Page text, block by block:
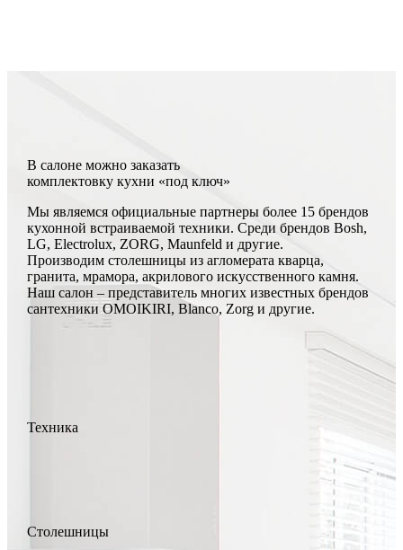
В салоне можно заказать
комплектовку кухни «под ключ»
Мы являемся официальные партнеры более 15 брендов
кухонной встраиваемой техники. Среди брендов Bosh,
LG, Electrolux, ZORG, Maunfeld и другие.
Производим столешницы из агломерата кварца,
гранита, мрамора, акрилового искусственного камня.
Наш салон – представитель многих известных брендов
сантехники OMOIKIRI, Blanco, Zorg и другие.
Техника
Столешницы